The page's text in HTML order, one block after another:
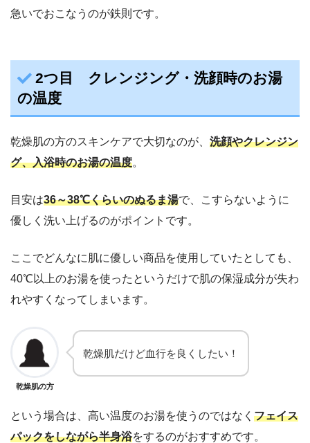
急いでおこなうのが鉄則です。
2つ目 クレンジング・洗顔時のお湯
の温度
乾燥肌の方のスキンケアで大切なのが、 洗顔やクレンジン
グ、入浴時のお湯の温度。
目安は36～38℃くらいのぬるま湯で、こすらないように
優しく洗い上げるのがポイントです。
ここでどんなに肌に優しい商品を使用していたとしても、
40℃以上のお湯を使ったというだけで肌の保湿成分が失わ
れやすくなってしまいます。
乾燥肌の方
乾燥肌だけど血行を良くしたい！
という場合は、高い温度のお湯を使うのではなく フェイス
パックをしながら半身浴をするのがおすすめです。